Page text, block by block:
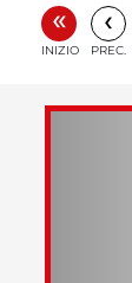
«
INIZIO
‹
PREC.